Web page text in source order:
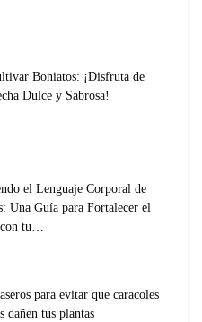
Boniatos: ¡Disfruta de
Dulce y Sabrosa!
el Lenguaje Corporal de
Una Guía para Fortalecer el
tu…
para evitar que caracoles
dañen tus plantas